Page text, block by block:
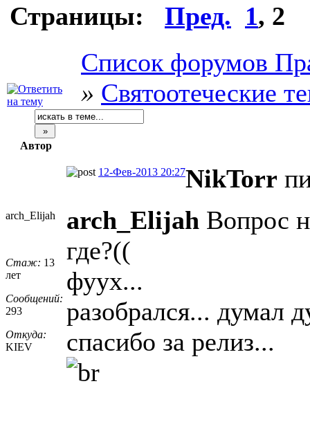
Страницы: Пред. 1, 2
Список форумов
» Святоотеческие
Автор
arch_Elijah
Стаж: 13
лет
Сообщений:
293
Откуда:
KIEV
12-Фев-2013 20:27NikTorr
arch_Elijah Вопрос
где?((
фуух...
разобрался... думал
спасибо за релиз...